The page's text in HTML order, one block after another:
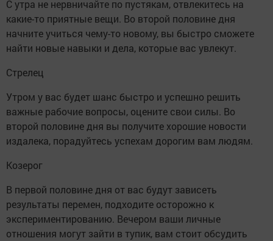
С утра не нервничайте по пустякам, отвлекитесь на
какие-то приятные вещи. Во второй половине дня
начните учиться чему-то новому, вы быстро сможете
найти новые навыки и дела, которые вас увлекут.
Стрелец
Утром у вас будет шанс быстро и успешно решить
важные рабочие вопросы, оцените свои силы. Во
второй половине дня вы получите хорошие новости
издалека, порадуйтесь успехам дорогим вам людям.
Козерог
В первой половине дня от вас будут зависеть
результаты перемен, подходите осторожно к
экспериментированию. Вечером ваши личные
отношения могут зайти в тупик, вам стоит обсудить